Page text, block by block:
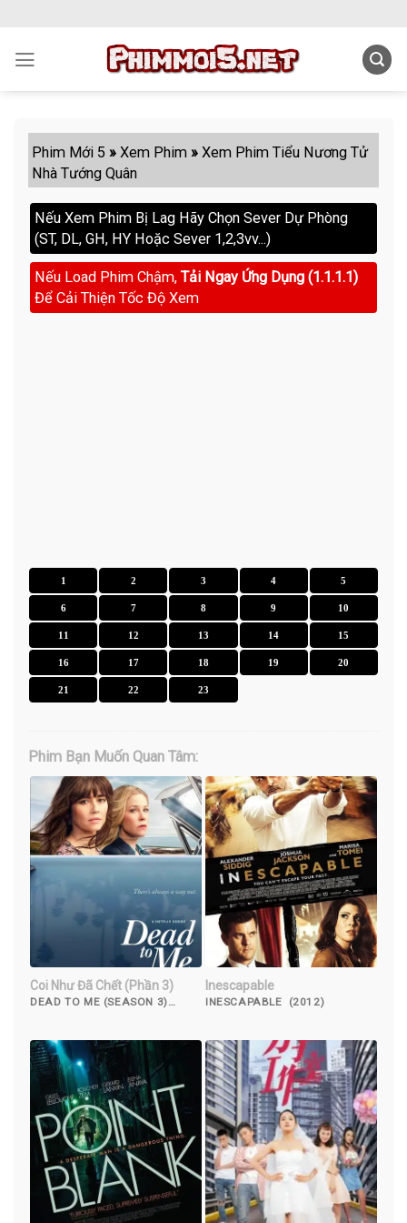
content
Phim Mới 5 »Xem Phim »Xem Phim Tiểu Nương Tử
Nhà Tướng Quân
Nếu Xem Phim Bị Lag Hãy Chọn Sever Dự Phòng
(ST, DL, GH, HY Hoặc Sever 1,2,3vv...)
Nếu Load Phim Chậm, Tải Ngay Ứng Dụng (1.1.1.1)
Để Cải Thiện Tốc Độ Xem
1 2 3 4 5
6 7 8 9 10
11 12 13 14 15
16 17 18 19 20
21 22 23
Phim Bạn Muốn Quan Tâm:
Coi Như Đã Chết (Phần 3)
DEAD TO ME (SEASON 3)
Inescapable
INESCAPABLE (2012)